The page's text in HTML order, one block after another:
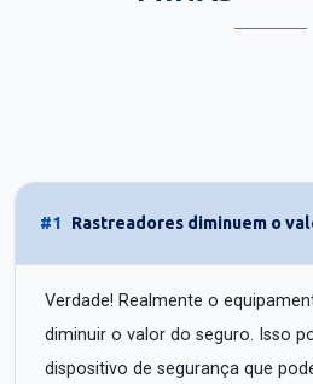
#1 Rastreadores diminuem o
Verdade! Realmente o
diminuir o valor do seguro. Isso
dispositivo de segurança que